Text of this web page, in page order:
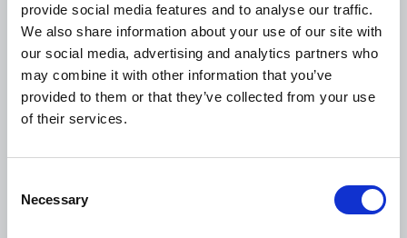
provide social media features and to analyse our traffic.
We also share information about your use of our site with
our social media, advertising and analytics partners who
may combine it with other information that you’ve
provided to them or that they’ve collected from your use
of their services.
Selection
Necessary
TEQUILAS DEL SEÑOR. DESTILERIA
RIO DE PLATA
de mayor calidad y arraigada
tradición que se producen en Jalisco.
Río de Plata, con la premisa de elaborar el